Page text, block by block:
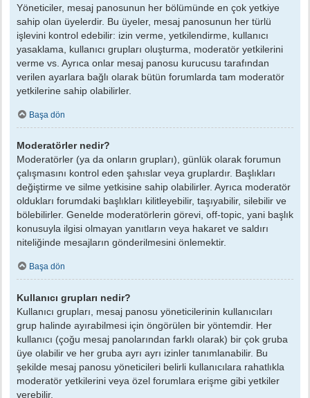
Yöneticiler, mesaj panosunun her bölümünde en çok yetkiye
sahip olan üyelerdir. Bu üyeler, mesaj panosunun her türlü
işlevini kontrol edebilir: izin verme, yetkilendirme, kullanıcı
yasaklama, kullanıcı grupları oluşturma, moderatör yetkilerini
verme vs. Ayrıca onlar mesaj panosu kurucusu tarafından
verilen ayarlara bağlı olarak bütün forumlarda tam moderatör
yetkilerine sahip olabilirler.
Başa dön
Moderatörler nedir?
Moderatörler (ya da onların grupları), günlük olarak forumun
çalışmasını kontrol eden şahıslar veya gruplardır. Başlıkları
değiştirme ve silme yetkisine sahip olabilirler. Ayrıca moderatör
oldukları forumdaki başlıkları kilitleyebilir, taşıyabilir, silebilir ve
bölebilirler. Genelde moderatörlerin görevi, off-topic, yani başlık
konusuyla ilgisi olmayan yanıtların veya hakaret ve saldırı
niteliğinde mesajların gönderilmesini önlemektir.
Başa dön
Kullanıcı grupları nedir?
Kullanıcı grupları, mesaj panosu yöneticilerinin kullanıcıları
grup halinde ayırabilmesi için öngörülen bir yöntemdir. Her
kullanıcı (çoğu mesaj panolarından farklı olarak) bir çok gruba
üye olabilir ve her gruba ayrı ayrı izinler tanımlanabilir. Bu
şekilde mesaj panosu yöneticileri belirli kullanıcılara rahatlıkla
moderatör yetkilerini veya özel forumlara erişme gibi yetkiler
verebilir.